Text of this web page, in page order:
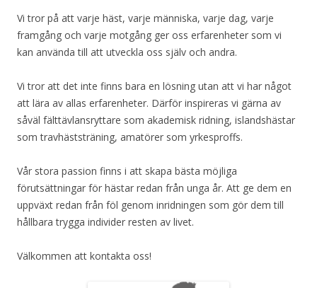
Vi tror på att varje häst, varje människa, varje dag, varje
framgång och varje motgång ger oss erfarenheter som vi
kan använda till att utveckla oss själv och andra.
Vi tror att det inte finns bara en lösning utan att vi har något
att lära av allas erfarenheter. Därför inspireras vi gärna av
såväl fälttävlansryttare som akademisk ridning, islandshästar
som travhäststräning, amatörer som yrkesproffs.
Vår stora passion finns i att skapa bästa möjliga
förutsättningar för hästar redan från unga år. Att ge dem en
uppväxt redan från föl genom inridningen som gör dem till
hållbara trygga individer resten av livet.
Välkommen att kontakta oss!